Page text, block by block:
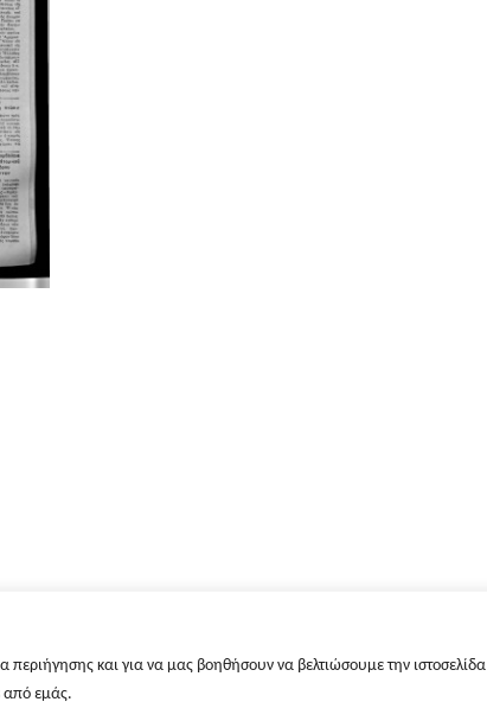
και για να μας βοηθήσουν να βελτιώσουμε την ιστοσελίδα
από εμάς.